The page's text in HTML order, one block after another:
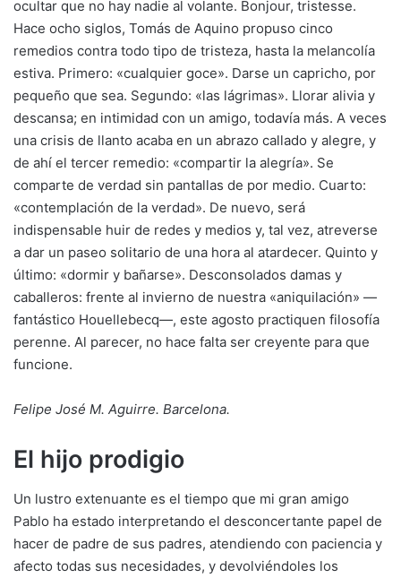
ocultar que no hay nadie al volante. Bonjour, tristesse.
Hace ocho siglos, Tomás de Aquino propuso cinco
remedios contra todo tipo de tristeza, hasta la melancolía
estiva. Primero: «cualquier goce». Darse un capricho, por
pequeño que sea. Segundo: «las lágrimas». Llorar alivia y
descansa; en intimidad con un amigo, todavía más. A veces
una crisis de llanto acaba en un abrazo callado y alegre, y
de ahí el tercer remedio: «compartir la alegría». Se
comparte de verdad sin pantallas de por medio. Cuarto:
«contemplación de la verdad». De nuevo, será
indispensable huir de redes y medios y, tal vez, atreverse
a dar un paseo solitario de una hora al atardecer. Quinto y
último: «dormir y bañarse». Desconsolados damas y
caballeros: frente al invierno de nuestra «aniquilación» —
fantástico Houellebecq—, este agosto practiquen filosofía
perenne. Al parecer, no hace falta ser creyente para que
funcione.
Felipe José M. Aguirre. Barcelona.
El hijo prodigio
Un lustro extenuante es el tiempo que mi gran amigo
Pablo ha estado interpretando el desconcertante papel de
hacer de padre de sus padres, atendiendo con paciencia y
afecto todas sus necesidades, y devolviéndoles los